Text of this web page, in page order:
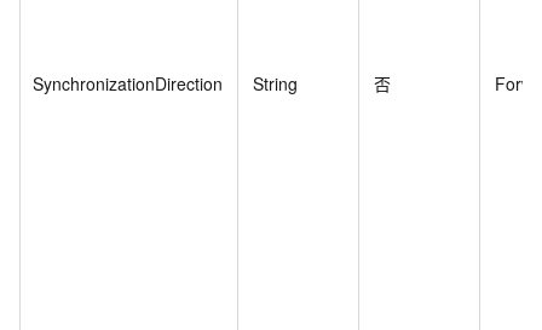
SynchronizationDirection String 否